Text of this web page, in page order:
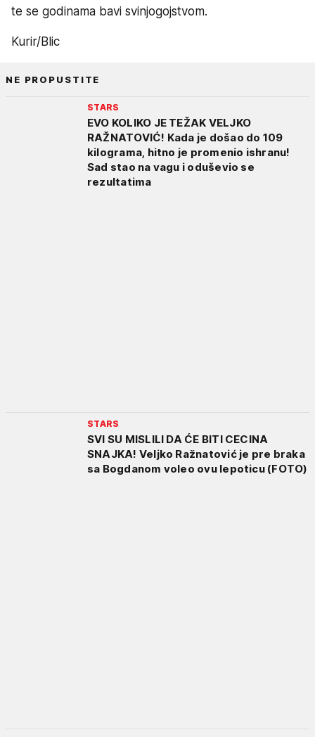
te se godinama bavi svinjogojstvom.
Kurir/Blic
NE PROPUSTITE
STARS
EVO KOLIKO JE TEŽAK VELJKO
RAŽNATOVIĆ! Kada je došao do 109
kilograma, hitno je promenio ishranu!
Sad stao na vagu i oduševio se
rezultatima
STARS
SVI SU MISLILI DA ĆE BITI CECINA
SNAJKA! Veljko Ražnatović je pre braka
sa Bogdanom voleo ovu lepoticu (FOTO)